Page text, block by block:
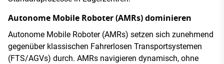
Autonome Mobile Roboter (AMRs) dominieren
Autonome Mobile Roboter (AMRs) setzen sich zunehmend
gegenüber klassischen Fahrerlosen Transportsystemen
(FTS/AGVs) durch. AMRs navigieren dynamisch, ohne